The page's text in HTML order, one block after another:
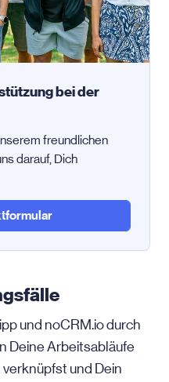
bei der
freundlichen
darauf, Dich
und noCRM.io durch
Deine Arbeitsabläufe
und Dein